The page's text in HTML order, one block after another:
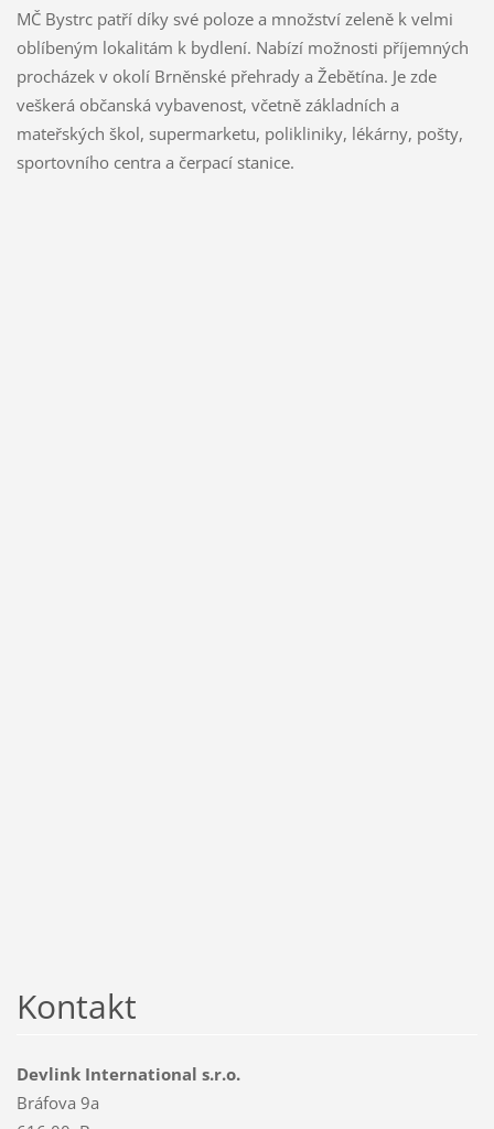
MČ Bystrc patří díky své poloze a množství zeleně k velmi
oblíbeným lokalitám k bydlení. Nabízí možnosti příjemných
procházek v okolí Brněnské přehrady a Žebětína. Je zde
veškerá občanská vybavenost, včetně základních a
mateřských škol, supermarketu, polikliniky, lékárny, pošty,
sportovního centra a čerpací stanice.
Kontakt
Devlink International s.r.o.
Bráfova 9a